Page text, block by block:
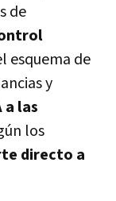
de
esquema de
y
a las
los
directo a